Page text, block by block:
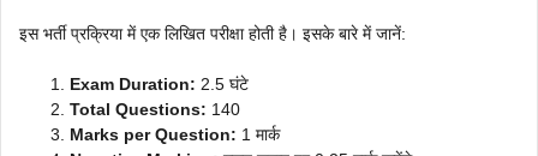
इस भर्ती प्रक्रिया में एक लिखित परीक्षा होती है। इसके बारे में जानें:
Exam Duration: 2.5 घंटे
Total Questions: 140
Marks per Question: 1 मार्क